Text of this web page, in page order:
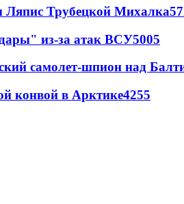
Ляпис Трубецкой Михалка
из-за атак ВСУ5005
самолет-шпион над
конвой в Арктике4255